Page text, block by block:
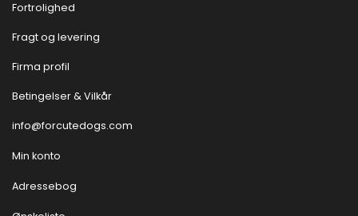
Fortrolighed
Fragt og levering
Firma profil
Betingelser & Vilkår
info@forcutedogs.com
Min konto
Adressebog